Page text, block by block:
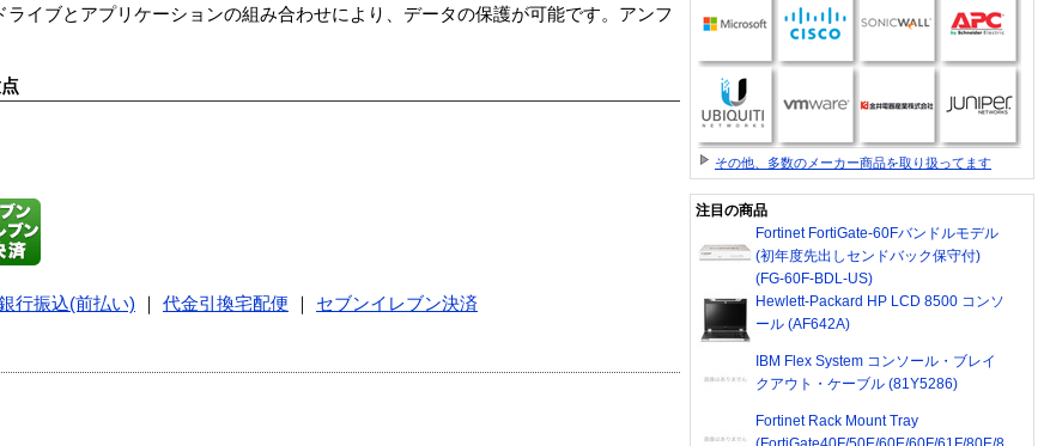
イブとアプリケーションの組み合わせにより、データの保護が可能です。アンフ
行振込(前払い) 代金引換宅配便
セブンイレブン決済
その他、多数のメーカー商品を取り扱ってます
注目の商品
Fortinet FortiGate-60Fバンドルモデル
(初年度先出しセンドバック保守付)
(FG-60F-BDL-US)
Hewlett-Packard HP LCD 8500 コンソ
ール (AF642A)
IBM Flex System コンソール・ブレイ
クアウト・ケーブル (81Y5286)
Fortinet Rack Mount Tray